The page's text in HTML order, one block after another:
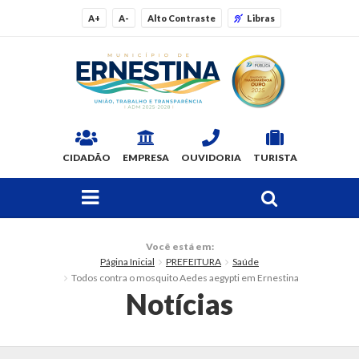
A+ A- Alto Contraste Libras
CIDADÃO EMPRESA OUVIDORIA TURISTA
Dados Gerais
Você está em:
Página Inicial
PREFEITURA
Saúde
Todos contra o mosquito Aedes aegypti em Ernestina
Notícias